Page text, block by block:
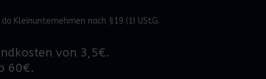
Kleinunternehmen nach §19 (1) UStG.
von 3,5€.
60€.